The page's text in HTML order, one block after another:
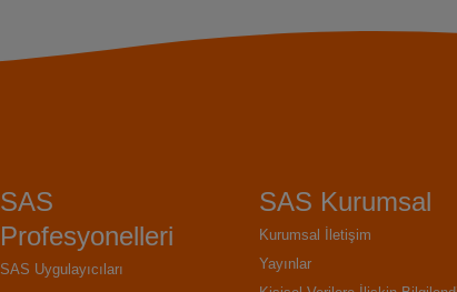
SAS
Profesyonelleri
SAS Uygulayıcıları
SAS Kurumsal
Kurumsal İletişim
Yayınlar